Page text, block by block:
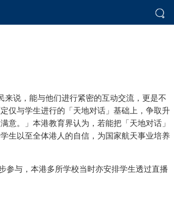
说，能与他们进行紧密的互动交流，更是不
仅与学生进行的「天地对话」基础上，争取升
。」本港教育界认为，若能把「天地对话」
生以至全体港人的自信，为国家航天事业培养
参与，本港多所学校当时亦安排学生透过直播